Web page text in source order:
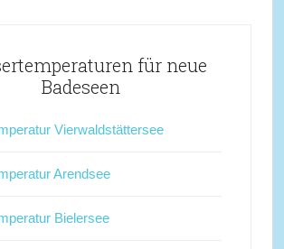
für neue
Badeseen
Vierwaldstättersee
Arendsee
Bielersee